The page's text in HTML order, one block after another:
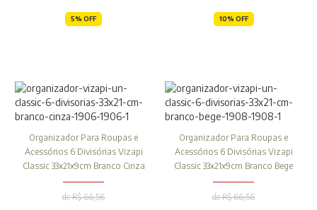
5% OFF 10% OFF
Organizador Para Roupas e
Acessórios 6 Divisórias Vizapi
Classic 33x21x9cm Branco Cinza
de R$ 66,56
Organizador Para Roupas e
Acessórios 6 Divisórias Vizapi
Classic 33x21x9cm Branco Bege
de R$ 66,56